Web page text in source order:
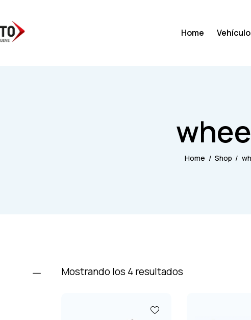
Home
Home Shop
Mostrando los 4 resultados